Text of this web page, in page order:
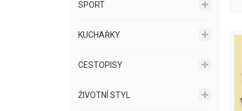
SPORT
KUCHAŘKY
CESTOPISY
ŽIVOTNÍ STYL